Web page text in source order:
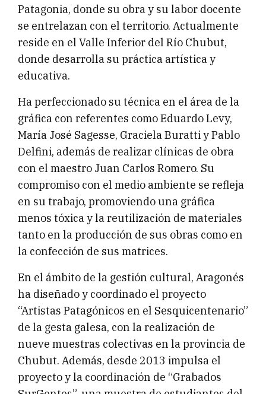
Patagonia, donde su obra y su labor docente
se entrelazan con el territorio. Actualmente
reside en el Valle Inferior del Río Chubut,
donde desarrolla su práctica artística y
educativa.
Ha perfeccionado su técnica en el área de la
gráfica con referentes como Eduardo Levy,
María José Sagesse, Graciela Buratti y Pablo
Delfini, además de realizar clínicas de obra
con el maestro Juan Carlos Romero. Su
compromiso con el medio ambiente se refleja
en su trabajo, promoviendo una gráfica
menos tóxica y la reutilización de materiales
tanto en la producción de sus obras como en
la confección de sus matrices.
En el ámbito de la gestión cultural, Aragonés
ha diseñado y coordinado el proyecto
“Artistas Patagónicos en el Sesquicentenario”
de la gesta galesa, con la realización de
nueve muestras colectivas en la provincia de
Chubut. Además, desde 2013 impulsa el
proyecto y la coordinación de “Grabados